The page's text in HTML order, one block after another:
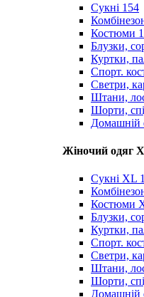
Сукні 154
Костюми
Блузки,
Куртки,
Спорт.
Светри,
Штани,
Шорти,
Домашній
Жіночий одяг
Cукні XL
Костюми
Блузки,
Куртки,
Спорт.
Светри,
Штани,
Шорти,
Домашній